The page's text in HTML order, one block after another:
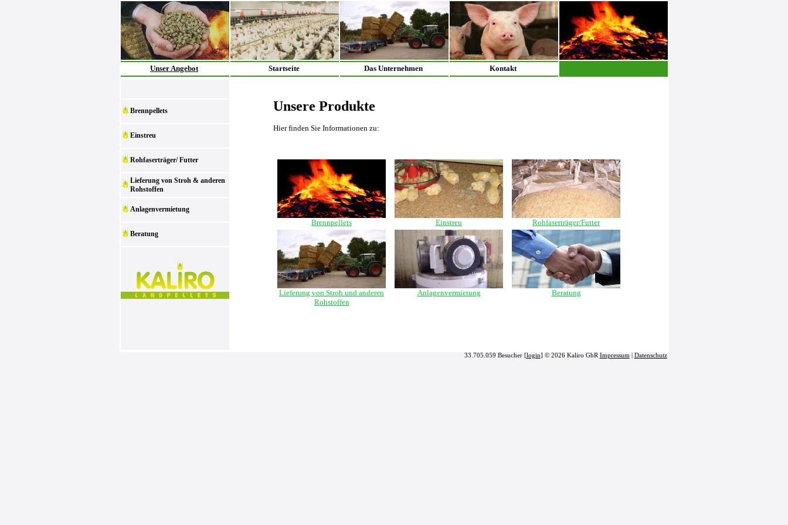
Unser Angebot Startseite Das Unternehmen Kontakt
Brennpellets
Einstreu
Rohfaserträger/ Futter
Lieferung von Stroh & anderen
Rohstoffen
Anlagenvermietung
Beratung
Unsere Produkte
Hier finden Sie Informationen zu:
Brennpellets Einstreu Rohfaserträger/Futter
Lieferung von Stroh und anderen
Rohstoffen
Anlagenvermietung Beratung
33.705.059 Besucher [login] © 2026 Kaliro GbR Impressum Datenschutz